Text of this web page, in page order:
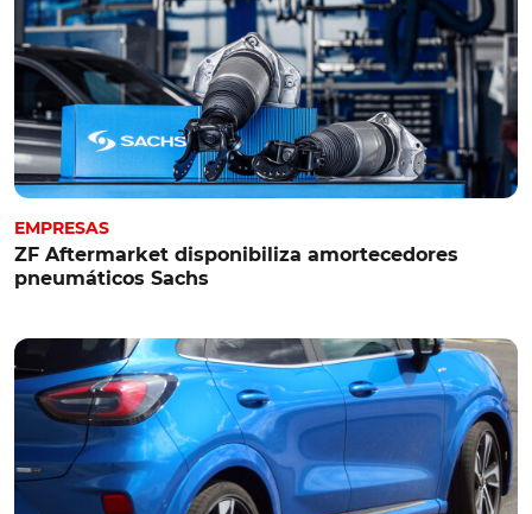
EMPRESAS
ZF Aftermarket disponibiliza amortecedores
pneumáticos Sachs